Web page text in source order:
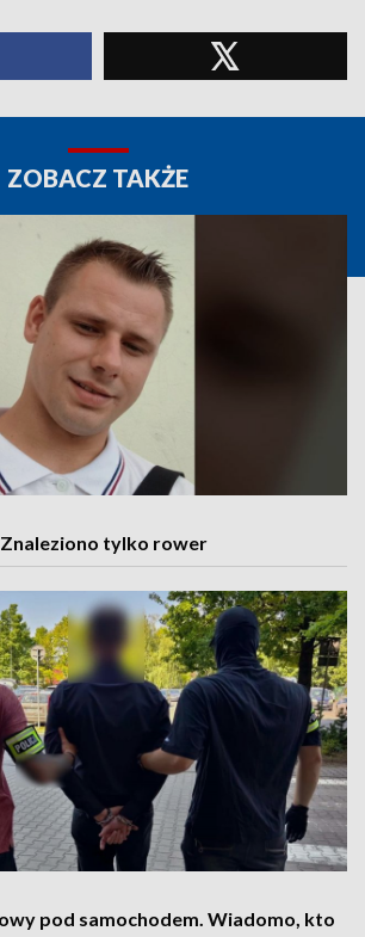
ZOBACZ TAKŻE
Znaleziono tylko rower
pod samochodem. Wiadomo, kto